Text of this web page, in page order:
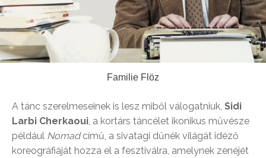
Familie Flöz
A tánc szerelmeseinek is lesz miből válogatniuk, Sidi
Larbi Cherkaoui, a kortárs táncélet ikonikus művésze
például Nomadcímű, a sivatagi dűnék világát idéző
koreográfiáját hozza el a fesztiválra, amelynek zenéjét